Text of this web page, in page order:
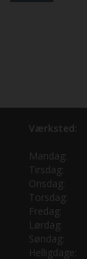
Værksted:
Mandag:
Tirsdag:
Onsdag:
Torsdag:
Fredag:
Lørdag:
Søndag:
Helligdage: